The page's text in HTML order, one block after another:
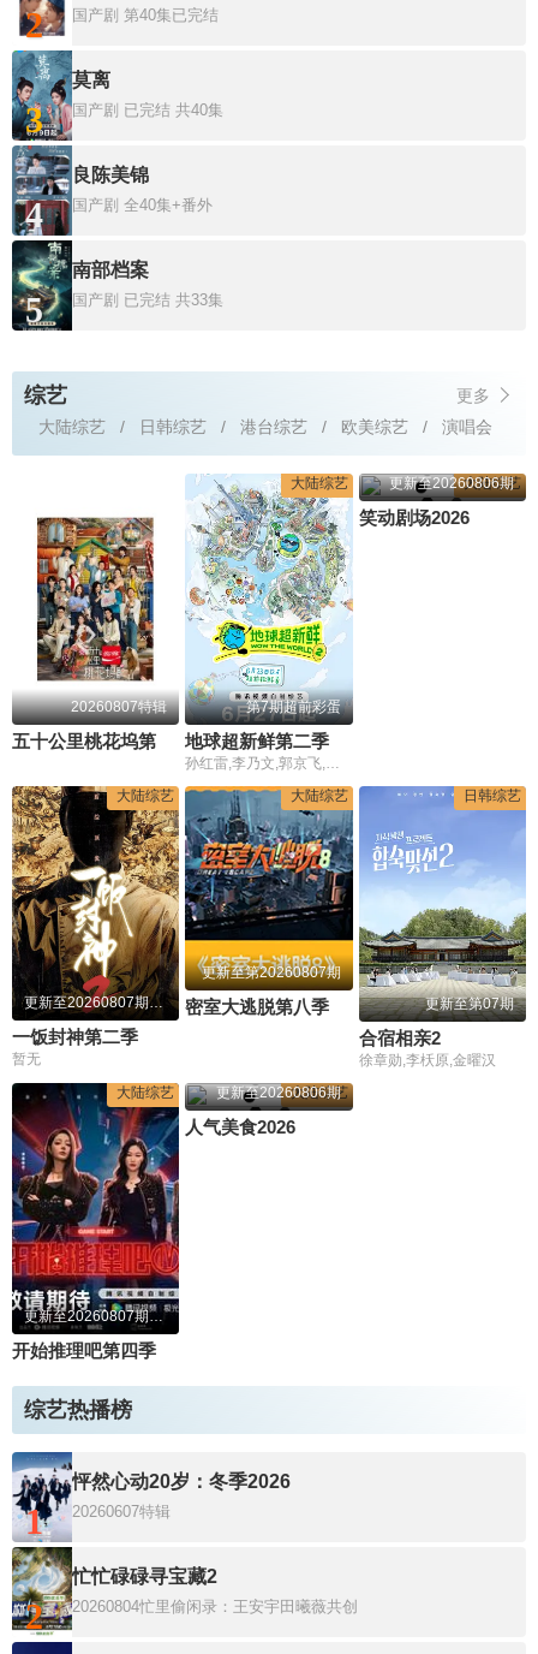
2 国产剧 第40集已完结
3
莫离
国产剧 已完结 共40集
4
良陈美锦
国产剧 全40集+番外
5
南部档案
国产剧 已完结 共33集
综艺
大陆综艺 日韩综艺 港台综艺 欧美综艺 演唱会
更多
20260807特辑
大陆综艺
第7期超前彩蛋
地球超新鲜第二季
大陆综艺
更新至20260806期
笑动剧场2026
大陆综艺
更新至20260807期加更
一饭封神第二季
暂无
大陆综艺
更新至第20260807期
密室大逃脱第八季
日韩综艺
更新至第07期
合宿相亲2
徐章勋,李枖原,金曜汉
大陆综艺
更新至20260807期万事屋加更
开始推理吧第四季
大陆综艺
更新至20260806期
人气美食2026
综艺热播榜
1
怦然心动20岁：冬季2026
20260607特辑
2
忙忙碌碌寻宝藏2
20260804忙里偷闲录：王安宇田曦薇共创